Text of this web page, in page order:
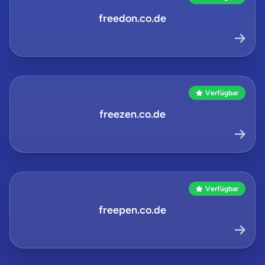
freedon.co.de
Verfügbar
freezen.co.de
Verfügbar
freepen.co.de